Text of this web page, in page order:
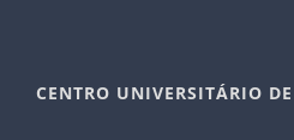
CENTRO UNIVERSITÁRIO